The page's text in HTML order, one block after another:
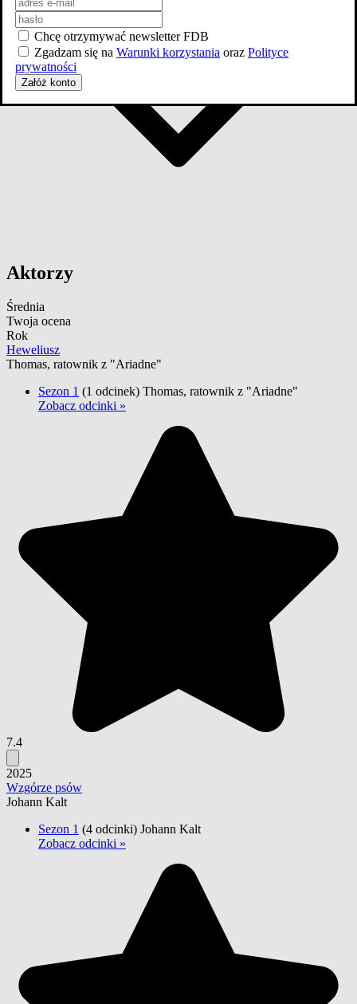
Aktorzy
Średnia
Twoja ocena
Rok
Heweliusz
Thomas, ratownik z "Ariadne"
Sezon 1 (1 odcinek) Thomas, ratownik z "Ariadne"
Zobacz odcinki »
7.4
2025
Wzgórze psów
Johann Kalt
Sezon 1 (4 odcinki) Johann Kalt
Zobacz odcinki »
Chcę otrzymywać newsletter FDB
Zgadzam się na Warunki korzystania oraz Polityce
prywatności
Załóż konto